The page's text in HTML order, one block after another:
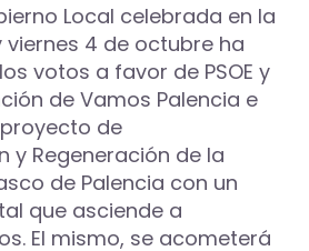
Local celebrada en la
4 de octubre ha
votos a favor de PSOE y
de Vamos Palencia e
de
y Regeneración de la
de Palencia con un
que asciende a
El mismo, se acometerá